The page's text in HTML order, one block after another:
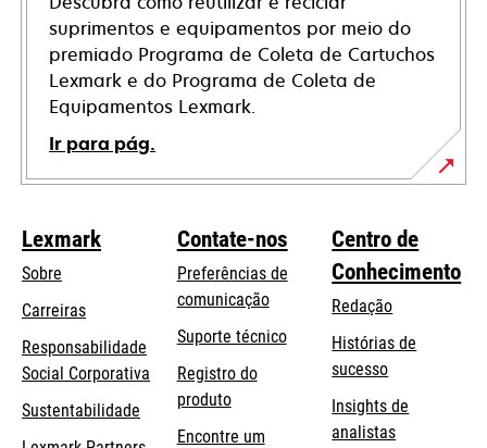
suprimentos e equipamentos por meio do
premiado Programa de Coleta de Cartuchos
Lexmark e do Programa de Coleta de
Equipamentos Lexmark.
Ir para pág.
Lexmark
Sobre
Carreiras
Responsabilidade
Social Corporativa opens
Sustentabilidade
Contate-nos
Preferências de
comunicação
Suporte técnicoopens
Registro do
produto
Encontre um
Centro de
Conhecimento
Redação
Histórias de
sucesso
Insights de
analistas